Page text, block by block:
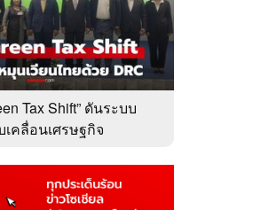
Tax Shift” ดันระบบ
คลื่อนเศรษฐกิจ